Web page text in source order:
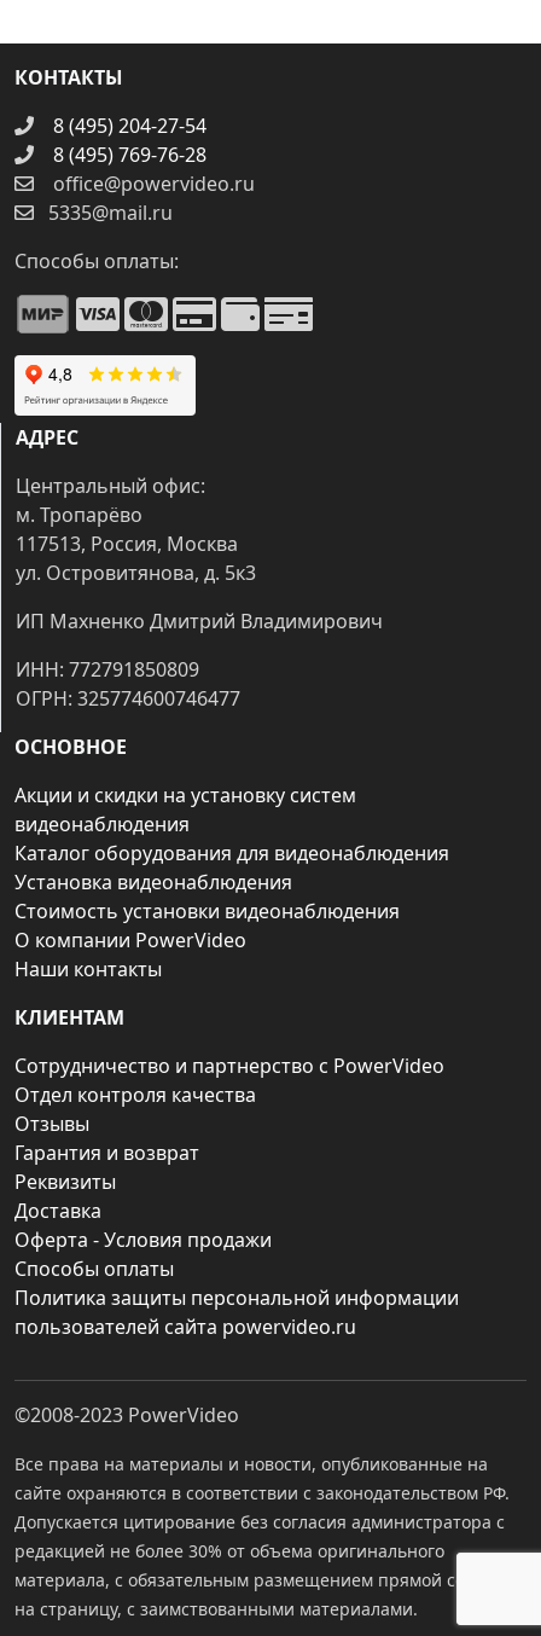
КОНТАКТЫ
8 (495) 204-27-54
8 (495) 769-76-28
office@powervideo.ru
5335@mail.ru
Способы оплаты:
АДРЕС
Центральный офис:
м. Тропарёво
117513, Россия, Москва
ул. Островитянова, д. 5к3
ИП Махненко Дмитрий Владимирович
ИНН: 772791850809
ОГРН: 325774600746477
ОСНОВНОЕ
Акции и скидки на установку систем
видеонаблюдения
Каталог оборудования для видеонаблюдения
Установка видеонаблюдения
Стоимость установки видеонаблюдения
О компании PowerVideo
Наши контакты
КЛИЕНТАМ
Сотрудничество и партнерство с PowerVideo
Отдел контроля качества
Отзывы
Гарантия и возврат
Реквизиты
Доставка
Оферта - Условия продажи
Способы оплаты
Политика защиты персональной информации
пользователей сайта powervideo.ru
©2008-2023 PowerVideo
Все права на материалы и новости, опубликованные на
сайте охраняются в соответствии с законодательством РФ.
Допускается цитирование без согласия администратора с
редакцией не более 30% от объема оригинального
материала, с обязательным размещением прямой ссылки
на страницу, с заимствованными материалами.